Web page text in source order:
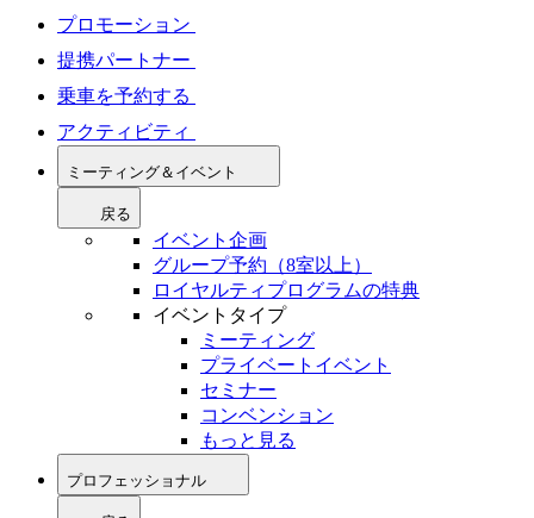
プロモーション
提携パートナー
乗車を予約する
アクティビティ
ミーティング＆イベント
戻る
イベント企画
グループ予約（8室以上）
ロイヤルティプログラムの特典
イベントタイプ
ミーティング
プライベートイベント
セミナー
コンベンション
もっと見る
プロフェッショナル